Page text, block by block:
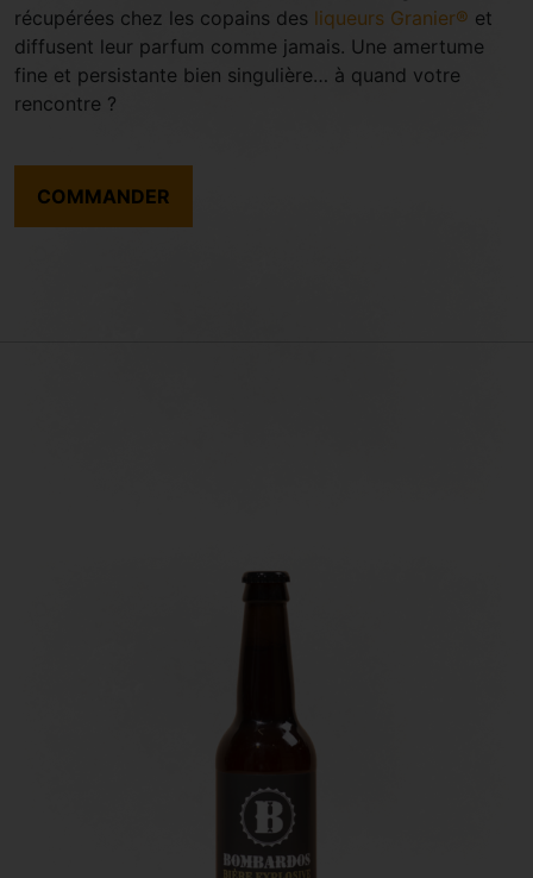
récupérées chez les copains des liqueurs Granier® et
diffusent leur parfum comme jamais. Une amertume
fine et persistante bien singulière… à quand votre
rencontre ?
COMMANDER